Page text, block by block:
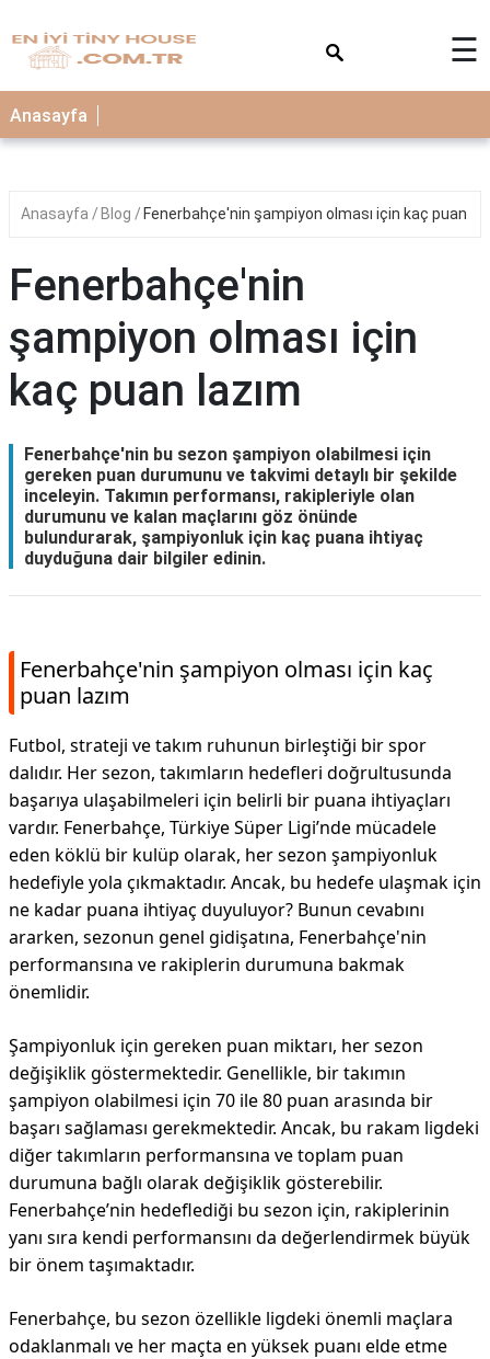
☰
Anasayfa
Anasayfa Blog Fenerbahçe'nin şampiyon olması için kaç puan
Fenerbahçe'nin
şampiyon olması için
kaç puan lazım
Fenerbahçe'nin bu sezon şampiyon olabilmesi için
gereken puan durumunu ve takvimi detaylı bir şekilde
inceleyin. Takımın performansı, rakipleriyle olan
durumunu ve kalan maçlarını göz önünde
bulundurarak, şampiyonluk için kaç puana ihtiyaç
duyduğuna dair bilgiler edinin.
Fenerbahçe'nin şampiyon olması için kaç
puan lazım
Futbol, strateji ve takım ruhunun birleştiği bir spor
dalıdır. Her sezon, takımların hedefleri doğrultusunda
başarıya ulaşabilmeleri için belirli bir puana ihtiyaçları
vardır. Fenerbahçe, Türkiye Süper Ligi’nde mücadele
eden köklü bir kulüp olarak, her sezon şampiyonluk
hedefiyle yola çıkmaktadır. Ancak, bu hedefe ulaşmak için
ne kadar puana ihtiyaç duyuluyor? Bunun cevabını
ararken, sezonun genel gidişatına, Fenerbahçe'nin
performansına ve rakiplerin durumuna bakmak
önemlidir.
Şampiyonluk için gereken puan miktarı, her sezon
değişiklik göstermektedir. Genellikle, bir takımın
şampiyon olabilmesi için 70 ile 80 puan arasında bir
başarı sağlaması gerekmektedir. Ancak, bu rakam ligdeki
diğer takımların performansına ve toplam puan
durumuna bağlı olarak değişiklik gösterebilir.
Fenerbahçe’nin hedeflediği bu sezon için, rakiplerinin
yanı sıra kendi performansını da değerlendirmek büyük
bir önem taşımaktadır.
Fenerbahçe, bu sezon özellikle ligdeki önemli maçlara
odaklanmalı ve her maçta en yüksek puanı elde etme